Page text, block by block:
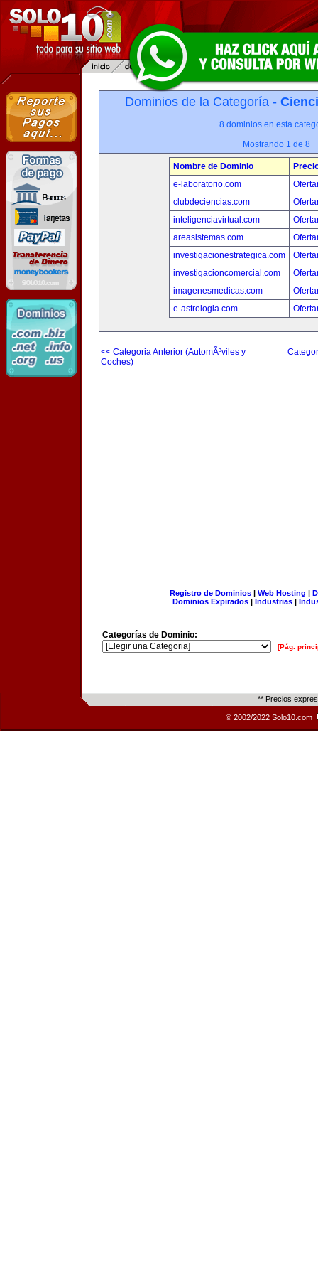
Dominios de la Categoría -
8 dominios en esta
Mostrando 1 de 8
Nombre de Dominio
e-laboratorio.com
clubdeciencias.com
inteligenciavirtual.com
areasistemas.com
investigacionestrategica.com
investigacioncomercial.com
imagenesmedicas.com
e-astrologia.com
<< Categoria Anterior (AutomÃ³viles y
Coches)
Registro de Dominios| Web Hosting |
Dominios Expirados | Industrias |
Categorías de Dominio:
[Pág.
** Precios
© 2002/2022 Solo10.com